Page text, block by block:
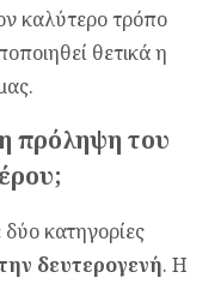
καλύτερο τρόπο
θετικά η
πρόληψη του
κατηγορίες
δευτερογενή. Η